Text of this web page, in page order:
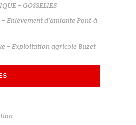
– GOSSELIES
Enlèvement d’amiante Pont-à-
– Exploitation agricole Buzet